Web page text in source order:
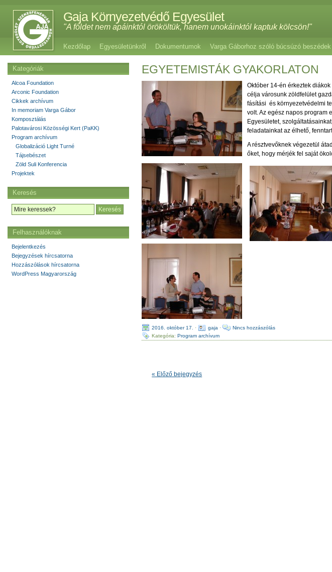
Gaja Környezetvédő Egyesület
"A földet nem apáinktól örököltük, hanem unokáinktól kaptuk kölcsön!"
Kezdőlap Egyesületünkről Dokumentumok Varga Gáborhoz szóló búcsúzó beszédek
EGYETEMISTÁK GYAKORLATON
Október 14-én érkeztek
célja városunk zöldfelület
fásítási és környezetvédelmi
volt. Az egész napos program
Egyesületet,
feladatainkat az élhető,
A résztvevőknek végezetül
őket, hogy mérjék fel saját
2016. október 17. · gaja ·
Nincs hozzászólás
Kategória:Program archívum
« Előző bejegyzés
Kategóriák
Alcoa Foundation
Arconic Foundation
Cikkek archívum
In memoriam Varga Gábor
Komposztálás
Palotavárosi Közösségi Kert (PaKK)
Program archívum
Globalizáció Light Turné
Tájsebészet
Zöld Suli Konferencia
Projektek
Keresés
Felhasználóknak
Bejelentkezés
Bejegyzések hírcsatorna
Hozzászólások hírcsatorna
WordPress Magyarország